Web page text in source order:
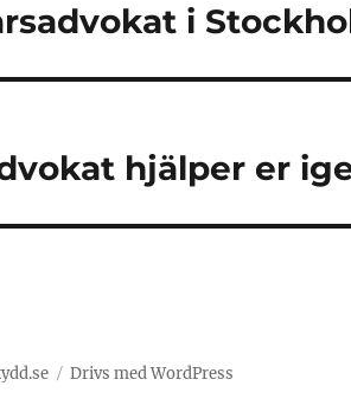
i
hjälper er
Drivs med WordPress